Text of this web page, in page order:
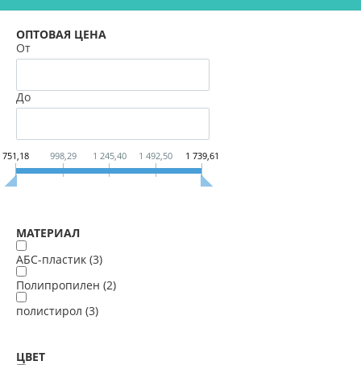
ОПТОВАЯ ЦЕНА
От
До
751,18 998,29 1 245,40 1 492,50 1 739,61
МАТЕРИАЛ
АБС-пластик (3)
Полипропилен (2)
полистирол (3)
ЦВЕТ